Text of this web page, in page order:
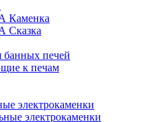
Каменка
Сказка
банных печей
к печам
электрокаменки
электрокаменки